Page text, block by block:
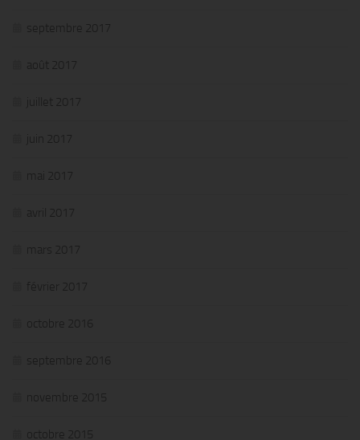
septembre 2017
août 2017
juillet 2017
juin 2017
mai 2017
avril 2017
mars 2017
février 2017
octobre 2016
septembre 2016
novembre 2015
octobre 2015